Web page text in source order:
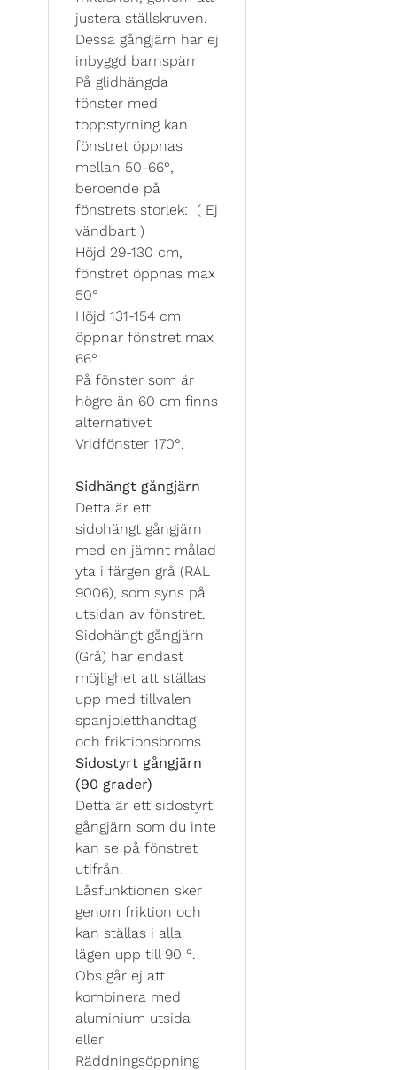
justera ställskruven.
Dessa gångjärn har ej
inbyggd barnspärr
På glidhängda
fönster med
toppstyrning kan
fönstret öppnas
mellan 50-66°,
beroende på
fönstrets storlek: ( Ej
vändbart )
Höjd 29-130 cm,
fönstret öppnas max
50°
Höjd 131-154 cm
öppnar fönstret max
66°
På fönster som är
högre än 60 cm finns
alternativet
Vridfönster 170°.
Sidhängt gångjärn
Detta är ett
sidohängt gångjärn
med en jämnt målad
yta i färgen grå (RAL
9006), som syns på
utsidan av fönstret.
Sidohängt gångjärn
(Grå) har endast
möjlighet att ställas
upp med tillvalen
spanjoletthandtag
och friktionsbroms
Sidostyrt gångjärn
(90 grader)
Detta är ett sidostyrt
gångjärn som du inte
kan se på fönstret
utifrån.
Låsfunktionen sker
genom friktion och
kan ställas i alla
lägen upp till 90 °.
Obs går ej att
kombinera med
aluminium utsida
eller
Räddningsöppning